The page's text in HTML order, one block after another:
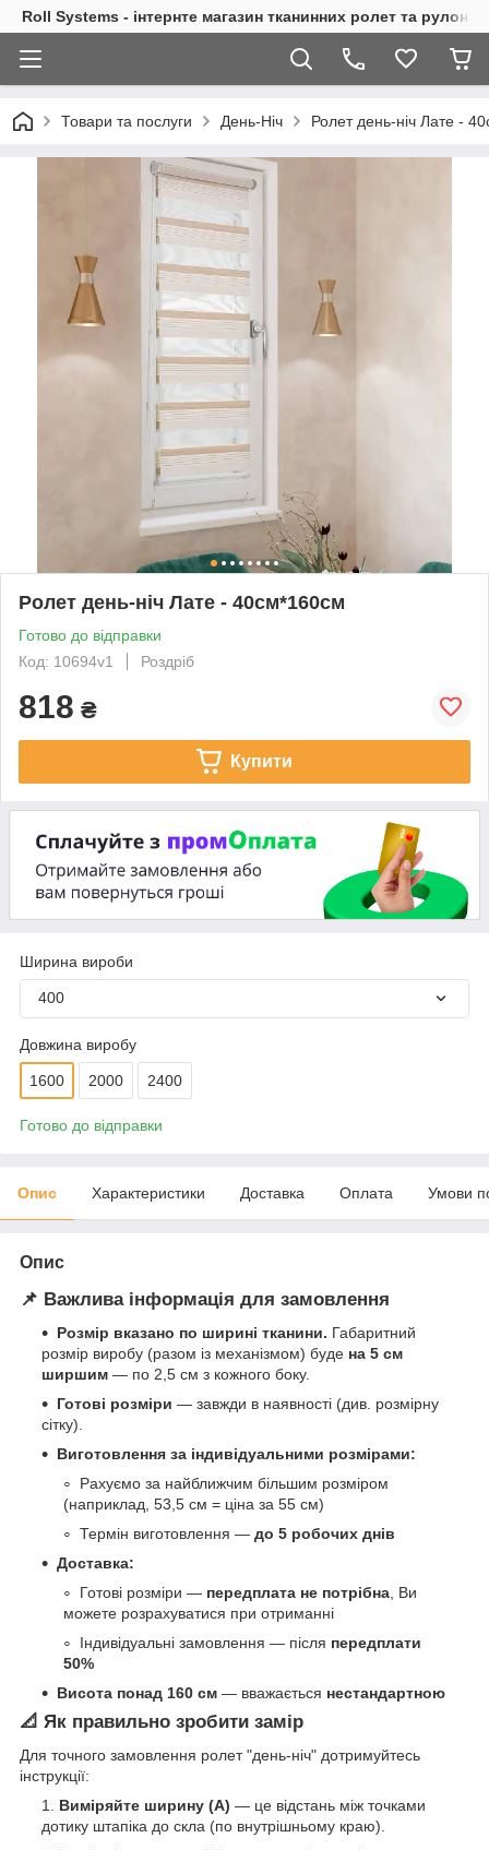
Roll Systems - інтернте магазин тканинних ролет та
Товари та послуги День-Ніч Ролет день-ніч Лате -
Ролет день-ніч Лате - 40см*160см
Готово до відправки
Код: 10694v1
Роздріб
818 ₴
Купити
Ширина вироби
400
Довжина виробу
1600 2000 2400
Готово до відправки
Опис Характеристики Доставка Оплата Умови
Опис
📌 Важлива інформація для замовлення
Розмір вказано по ширині тканини. Габаритний
розмір виробу (разом із механізмом) буде на 5 см
ширшим — по 2,5 см з кожного боку.
Готові розміри — завжди в наявності (див. розмірну
сітку).
Виготовлення за індивідуальними розмірами:
Рахуємо за найближчим більшим розміром
(наприклад, 53,5 см = ціна за 55 см)
Термін виготовлення — до 5 робочих днів
Доставка:
Готові розміри — передплата не потрібна , Ви
можете розрахуватися при отриманні
Індивідуальні замовлення — після передплати
50%
Висота понад 160 см — вважається нестандартною
📐 Як правильно зробити замір
Для точного замовлення ролет "день-ніч" дотримуйтесь
інструкції:
Виміряйте ширину (A) — це відстань між точками
дотику штапіка до скла (по внутрішньому краю).